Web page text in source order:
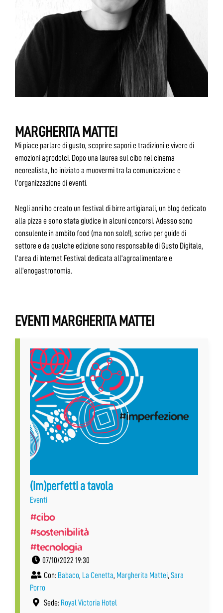
MARGHERITA MATTEI
Mi piace parlare di gusto, scoprire sapori e tradizioni e vivere di
emozioni agrodolci. Dopo una laurea sul cibo nel cinema
neorealista, ho iniziato a muovermi tra la comunicazione e
l’organizzazione di eventi.
Negli anni ho creato un festival di birre artigianali, un blog dedicato
alla pizza e sono stata giudice in alcuni concorsi. Adesso sono
consulente in ambito food (ma non solo!), scrivo per guide di
settore e da qualche edizione sono responsabile di Gusto Digitale,
l’area di Internet Festival dedicata all’agroalimentare e
all’enogastronomia.
EVENTI MARGHERITA MATTEI
(im)perfetti a tavola
Eventi
#cibo
#sostenibilità
#tecnologia
07/10/2022 19:30
Con: Babaco, La Cenetta, Margherita Mattei, Sara
Porro
Sede: Royal Victoria Hotel